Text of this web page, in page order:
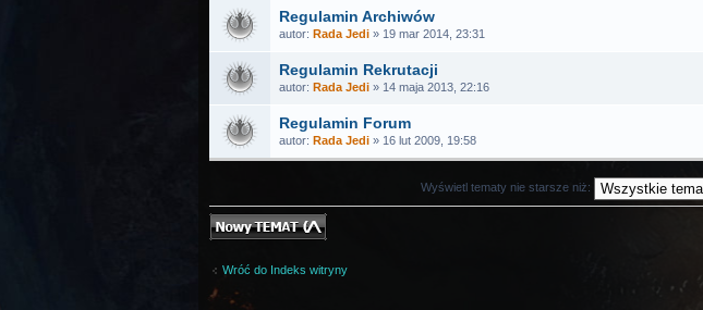
Regulamin Archiwów
autor: Rada Jedi » 19 mar 2014, 23:31
Regulamin Rekrutacji
autor: Rada Jedi » 14 maja 2013, 22:16
Regulamin Forum
autor: Rada Jedi » 16 lut 2009, 19:58
Wyświetl tematy nie starsze niż:
Nowy temat
Wróć do Indeks witryny